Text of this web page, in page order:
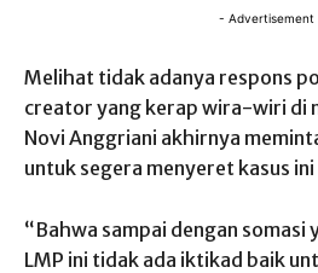
- Advertisement
Melihat tidak adanya respons
creator yang kerap wira-wiri di
Novi Anggriani akhirnya
untuk segera menyeret kasus
“Bahwa sampai dengan somasi
LMP ini tidak ada iktikad baik